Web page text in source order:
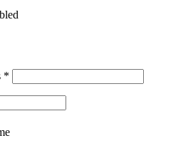
*